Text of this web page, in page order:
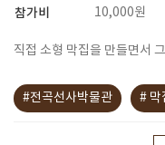
참가비 10,000원
직접 소형 막집을 만들면서
#전곡선사박물관 # 막